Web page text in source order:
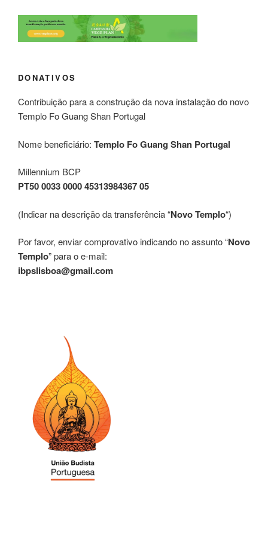
DONATIVOS
Contribuição para a construção da nova instalação do novo
Templo Fo Guang Shan Portugal
Nome beneficiário: Templo Fo Guang Shan Portugal
Millennium BCP
PT50 0033 0000 45313984367 05
(Indicar na descrição da transferência “Novo Templo“)
Por favor, enviar comprovativo indicando no assunto “Novo
Templo” para o e-mail:
ibpslisboa@gmail.com